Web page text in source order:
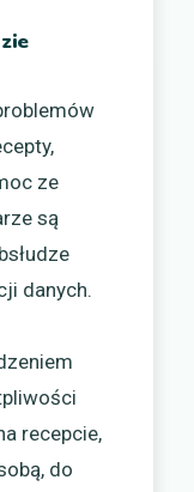
ze
są
danych.
recepcie,
do